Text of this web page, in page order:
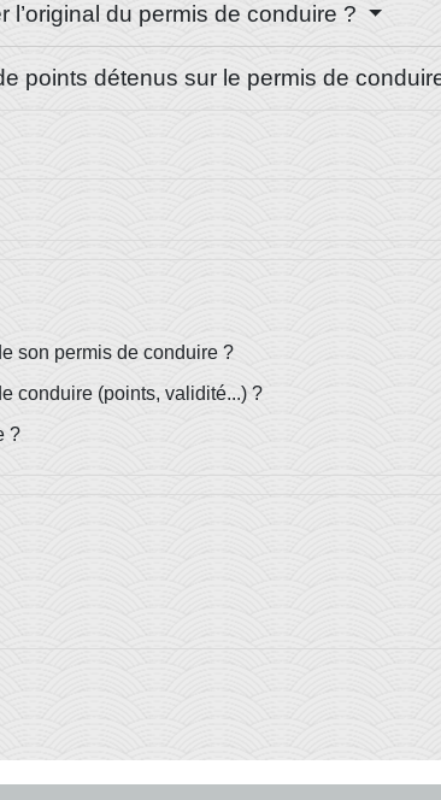
l’original du permis de conduire ?
points détenus sur le permis de
son permis de conduire ?
conduire (points, validité...) ?
?